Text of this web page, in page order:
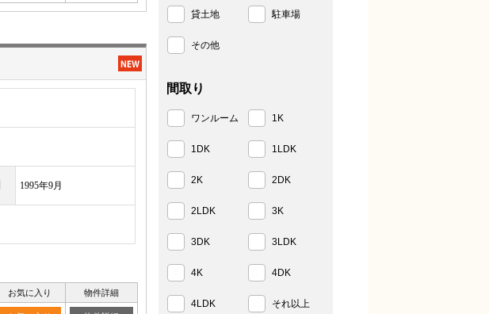
1995年9月
お気に入り 物件詳細
貸土地 駐車場
その他
間取り
ワンルーム 1K
1DK 1LDK
2K 2DK
2LDK 3K
3DK 3LDK
4K 4DK
4LDK それ以上